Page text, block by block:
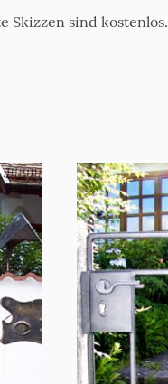
Skizzen sind kostenlos.